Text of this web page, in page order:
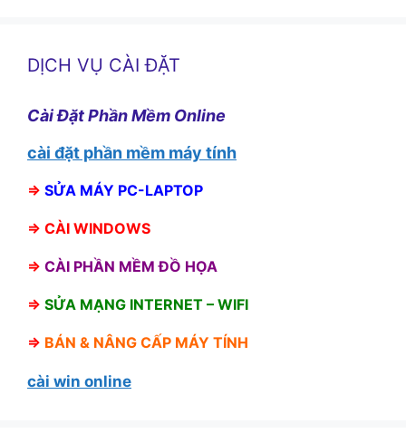
DỊCH VỤ CÀI ĐẶT
Cài Đặt Phần Mềm Online
cài đặt phần mềm máy tính
⇒ SỬA MÁY PC-LAPTOP
⇒ CÀI WINDOWS
⇒ CÀI PHẦN MỀM ĐỒ HỌA
⇒ SỬA MẠNG INTERNET – WIFI
⇒ BÁN & NÂNG CẤP MÁY TÍNH
cài win online